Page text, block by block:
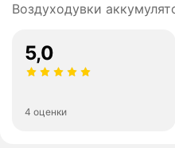
Воздуходувки
5,0
4 оценки